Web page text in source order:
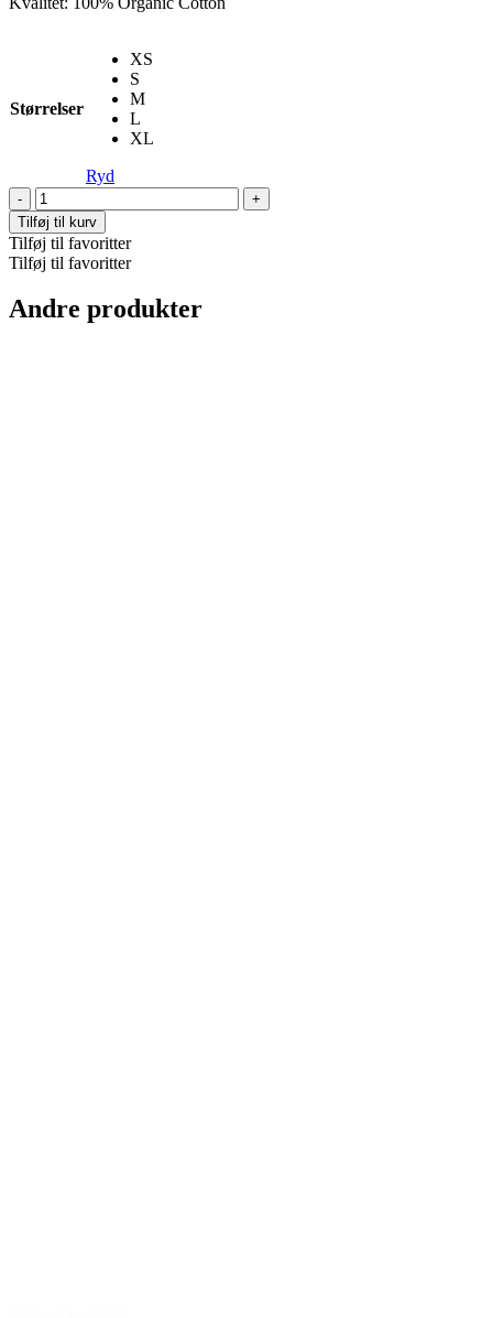
Størrelser
XS
S
M
L
XL
Ryd
Donna
T-
shirt
-
Grey
Melange
antal
Tilføj til kurv
Tilføj til favoritter
Tilføj til favoritter
Andre produkter